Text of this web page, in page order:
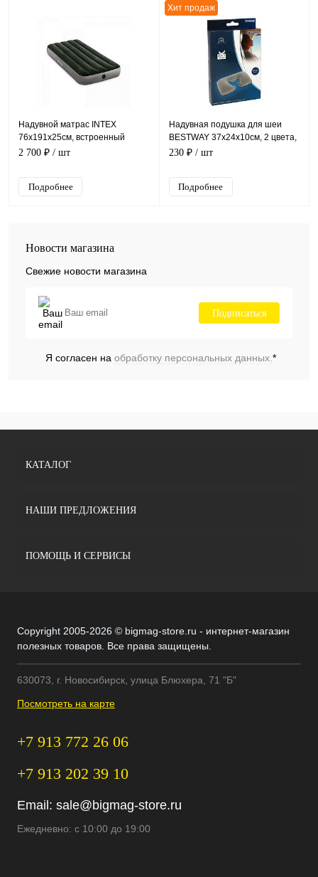
Надувной матрас INTEX
76х191х25см, встроенный
ножной насос, до 136кг
2 700 ₽ / шт
Подробнее
Хит продаж
Надувная подушка для шеи
BESTWAY 37х24х10см, 2 цвета,
уп.36
230 ₽ / шт
Подробнее
Новости магазина
Свежие новости магазина
Подписаться
Я согласен на обработку персональных данных.*
КАТАЛОГ
НАШИ ПРЕДЛОЖЕНИЯ
ПОМОЩЬ И СЕРВИСЫ
Copyright 2005-2026 © bigmag-store.ru - интернет-магазин
полезных товаров. Все права защищены.
630073, г. Новосибирск, улица Блюхера, 71 "Б"
Посмотреть на карте
+7 913 772 26 06
+7 913 202 39 10
Email: sale@bigmag-store.ru
Ежедневно: с 10:00 до 19:00